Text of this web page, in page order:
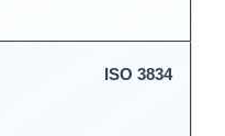
ISO 3834